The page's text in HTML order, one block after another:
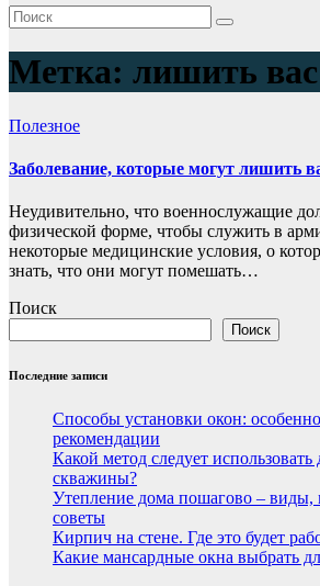
Метка: лишить
Полезнoe
Заболевание, которые могут лишить
Неудивительно, что военнослужащие
физической форме, чтобы служить в
некоторые медицинские условия, о
знать, что они могут помешать…
Поиск
Поиск
Последние записи
Способы установки окон:
рекомендации
Какой метод следует использовать
скважины?
Утепление дома пошагово – виды,
советы
Кирпич на стене. Где это будет
Какие мансардные окна выбрать